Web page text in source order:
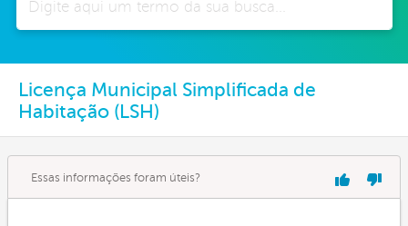
Licença Municipal Simplificada de
Habitação (LSH)
Essas informações foram úteis?